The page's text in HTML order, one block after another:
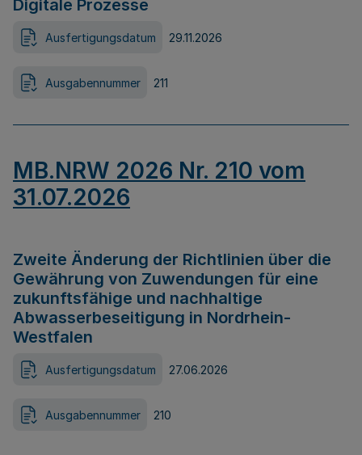
Digitale Prozesse
Ausfertigungsdatum 29.11.2026
Ausgabennummer 211
MB.NRW 2026 Nr. 210 vom
31.07.2026
Zweite Änderung der Richtlinien über die
Gewährung von Zuwendungen für eine
zukunftsfähige und nachhaltige
Abwasserbeseitigung in Nordrhein-
Westfalen
Ausfertigungsdatum 27.06.2026
Ausgabennummer 210